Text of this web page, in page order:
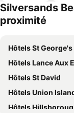
Silversands
proximité
Hôtels St George's
Hôtels Lance Aux
Hôtels St David
Hôtels Union
Hôtels